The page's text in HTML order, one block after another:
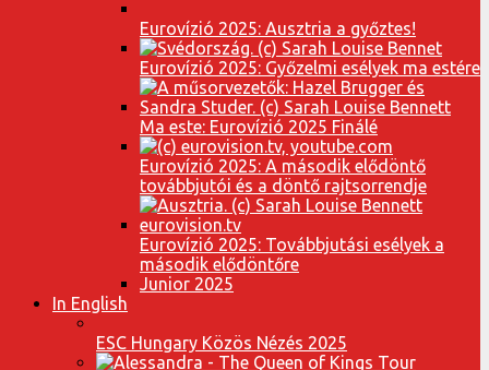
Eurovízió 2025: Ausztria a győztes!
Eurovízió 2025: Győzelmi esélyek ma estére
Ma este: Eurovízió 2025 Finálé
Eurovízió 2025: A második elődöntő
továbbjutói és a döntő rajtsorrendje
Eurovízió 2025: Továbbjutási esélyek a
második elődöntőre
Junior 2025
In English
ESC Hungary Közös Nézés 2025